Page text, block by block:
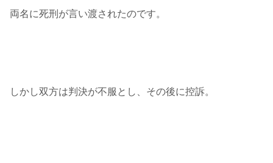
両名に死刑が言い渡されたのです。
しかし双方は判決が不服とし、その後に控訴。